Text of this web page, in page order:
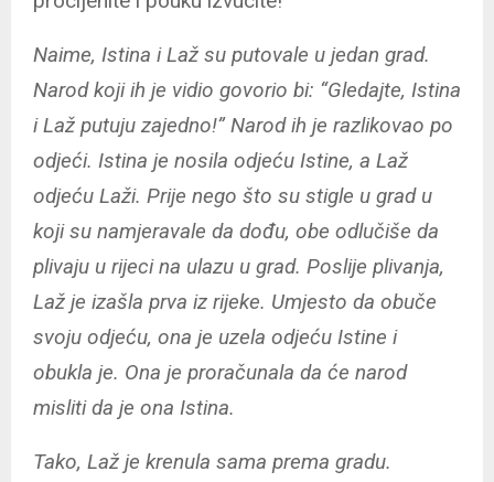
Naime, Istina i Laž su putovale u jedan grad.
Narod koji ih je vidio govorio bi: “Gledajte, Istina
i Laž putuju zajedno!” Narod ih je razlikovao po
odjeći. Istina je nosila odjeću Istine, a Laž
odjeću Laži. Prije nego što su stigle u grad u
koji su namjeravale da dođu, obe odlučiše da
plivaju u rijeci na ulazu u grad. Poslije plivanja,
Laž je izašla prva iz rijeke. Umjesto da obuče
svoju odjeću, ona je uzela odjeću Istine i
obukla je. Ona je proračunala da će narod
misliti da je ona Istina.
Tako, Laž je krenula sama prema gradu.